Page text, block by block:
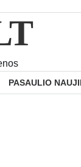
PASAULIO